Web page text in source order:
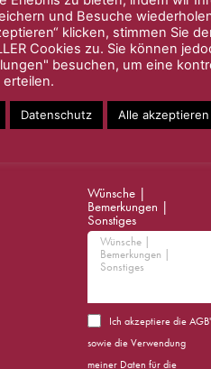
Bitte füllen Sie das
Formular für jeden
Gast vollständig aus.
Abreisedatum *
Wünsche |
Bemerkungen |
Sonstiges
Ich akzeptiere die
sowie die Verwendung
meiner Daten für die
und Besuche
klicken, stimmen Sie
Cookies zu. Sie können
besuchen, um eine
Datenschutz Alle akzeptieren